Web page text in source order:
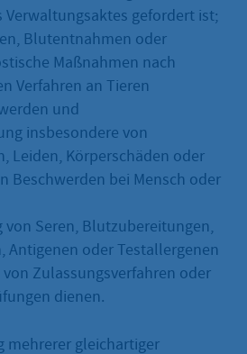
Verwaltungsaktes gefordert ist;
Blutentnahmen oder
Maßnahmen nach
Verfahren an Tieren
und
insbesondere von
Leiden, Körperschäden oder
Beschwerden bei Mensch oder
von Seren, Blutzubereitungen,
Antigenen oder Testallergenen
von Zulassungsverfahren oder
dienen.
mehrerer gleichartiger